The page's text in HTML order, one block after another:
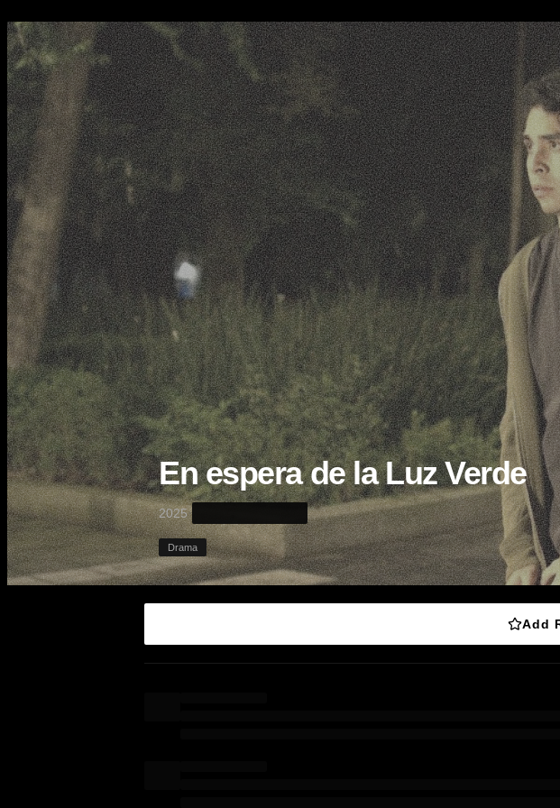
En espera de la Luz Verde
2025·
Drama
Add